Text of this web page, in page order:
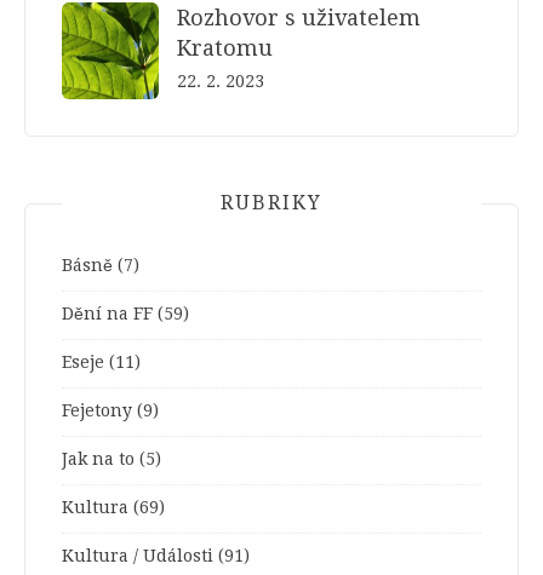
Rozhovor s uživatelem
Kratomu
22. 2. 2023
RUBRIKY
Básně (7)
Dění na FF (59)
Eseje (11)
Fejetony (9)
Jak na to (5)
Kultura (69)
Kultura / Události (91)